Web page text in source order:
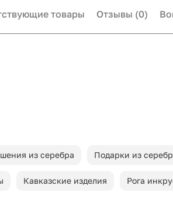
товары Отзывы (0)
из серебра Подарки из
Кавказские изделия Рога